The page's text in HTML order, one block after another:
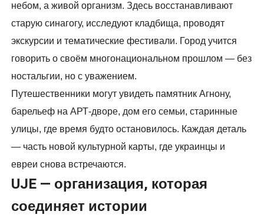
небом, а живой организм. Здесь восстанавливают
старую синагогу, исследуют кладбища, проводят
экскурсии и тематические фестивали. Город учится
говорить о своём многонациональном прошлом — без
ностальгии, но с уважением.
Путешественники могут увидеть памятник Агнону,
барельеф на АРТ-дворе, дом его семьи, старинные
улицы, где время будто остановилось. Каждая деталь
— часть новой культурной карты, где украинцы и
евреи снова встречаются.
UJE — организация, которая
соединяет истории